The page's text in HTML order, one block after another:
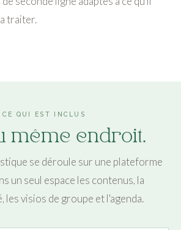
traiter.
CE QUI EST INCLUS
même endroit.
se déroule sur une plateforme
un seul espace les contenus, la
les visios de groupe et l'agenda.